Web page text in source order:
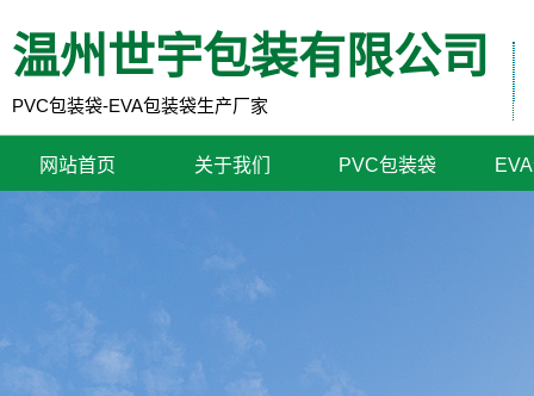
温州世宇包装有限公司
PVC包装袋-EVA包装袋生产厂家
网站首页 关于我们 PVC包装袋